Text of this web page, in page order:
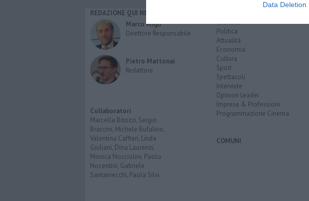
Data Deletion
REDAZIONE QUI NEWS
Marco Migli
Direttore Responsabile
Pietro Mattonai
Redattore
Collaboratori
Marcella Bitozzi, Sergio
Braccini, Michele Bufalino,
Valentina Caffieri, Linda
Giuliani, Dina Laurenzi,
Monica Nocciolini, Paolo
Nocentini, Gabriele
Santarnecchi, Paola Silvi.
Cronaca
Politica
Attualità
Economia
Cultura
Sport
Spettacoli
Interviste
Opinion Leader
Imprese & Professioni
Programmazione Cinema
COMUNI